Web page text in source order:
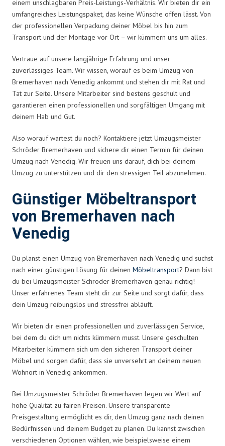
einem unschlagbaren Preis-Leistungs-Verhältnis. Wir bieten dir ein
umfangreiches Leistungspaket, das keine Wünsche offen lässt. Von
der professionellen Verpackung deiner Möbel bis hin zum
Transport und der Montage vor Ort – wir kümmern uns um alles.
Vertraue auf unsere langjährige Erfahrung und unser
zuverlässiges Team. Wir wissen, worauf es beim Umzug von
Bremerhaven nach Venedig ankommt und stehen dir mit Rat und
Tat zur Seite. Unsere Mitarbeiter sind bestens geschult und
garantieren einen professionellen und sorgfältigen Umgang mit
deinem Hab und Gut.
Also worauf wartest du noch? Kontaktiere jetzt Umzugsmeister
Schröder Bremerhaven und sichere dir einen Termin für deinen
Umzug nach Venedig. Wir freuen uns darauf, dich bei deinem
Umzug zu unterstützen und dir den stressigen Teil abzunehmen.
Günstiger Möbeltransport
von Bremerhaven nach
Venedig
Du planst einen Umzug von Bremerhaven nach Venedig und suchst
nach einer günstigen Lösung für deinen Möbeltransport? Dann bist
du bei Umzugsmeister Schröder Bremerhaven genau richtig!
Unser erfahrenes Team steht dir zur Seite und sorgt dafür, dass
dein Umzug reibungslos und stressfrei abläuft.
Wir bieten dir einen professionellen und zuverlässigen Service,
bei dem du dich um nichts kümmern musst. Unsere geschulten
Mitarbeiter kümmern sich um den sicheren Transport deiner
Möbel und sorgen dafür, dass sie unversehrt an deinem neuen
Wohnort in Venedig ankommen.
Bei Umzugsmeister Schröder Bremerhaven legen wir Wert auf
hohe Qualität zu fairen Preisen. Unsere transparente
Preisgestaltung ermöglicht es dir, den Umzug ganz nach deinen
Bedürfnissen und deinem Budget zu planen. Du kannst zwischen
verschiedenen Optionen wählen, wie beispielsweise einem